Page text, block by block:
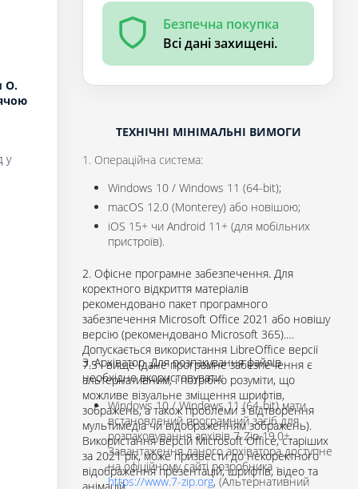
О.
у
Безпечна покупка
Всі дані захищені.
ТЕХНІЧНІ МІНІМАЛЬНІ ВИМОГИ
1. Операційна система:
Windows 10 / Windows 11 (64-bit);
macOS 12.0 (Monterey) або новішою;
iOS 15+ чи Android 11+ (для мобільних
пристроїв).
2. Офісне програмне забезпечення. Для
коректного відкриття матеріалів
рекомендовано пакет програмного
забезпечення Microsoft Office 2021 або новішу
версію (рекомендовано Microsoft 365).
Допускається використання LibreOffice версії
7.5 і вище (дане програмне забезпечення є
альтернативним, і потрібно розуміти, що
можливе візуальне зміщення шрифтів,
зображень, а також проблеми з відтворення
мультимедіа чи відображенням зображень).
Використання версій Microsoft Office, старіших
за 2021 рік, може призвести до некоректного
відображення презентацій, шрифтів, відео та
3. Архіватор. Для розпакування файлів
необхідно вкористовувати:
Windows 10 / Windows 11 (64-bit) мати
встановлений програмний засіб для
розпаковування архівів 7-Zip 19.0+.
Завантаження даного архіватора доступне
на офіційному сайті розробника -
https://www.7-zip.org, (Альтернативний